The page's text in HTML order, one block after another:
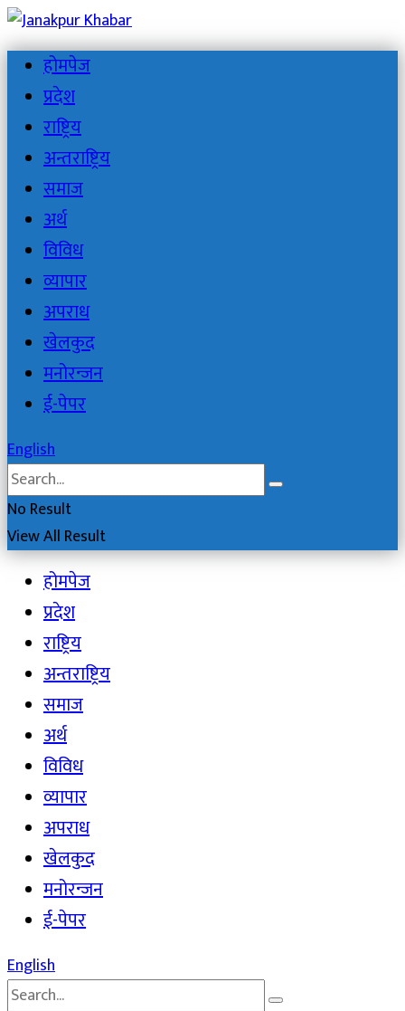
होमपेज
प्रदेश
राष्ट्रिय
अन्तराष्ट्रिय
समाज
अर्थ
विविध
व्यापार
अपराध
खेलकुद
मनोरन्जन
ई-पेपर
English
No Result
View All Result
होमपेज
प्रदेश
राष्ट्रिय
अन्तराष्ट्रिय
समाज
अर्थ
विविध
व्यापार
अपराध
खेलकुद
मनोरन्जन
ई-पेपर
English